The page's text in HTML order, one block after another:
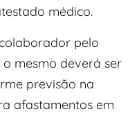
médico.
pelo
mesmo deverá ser
previsão na
afastamentos em